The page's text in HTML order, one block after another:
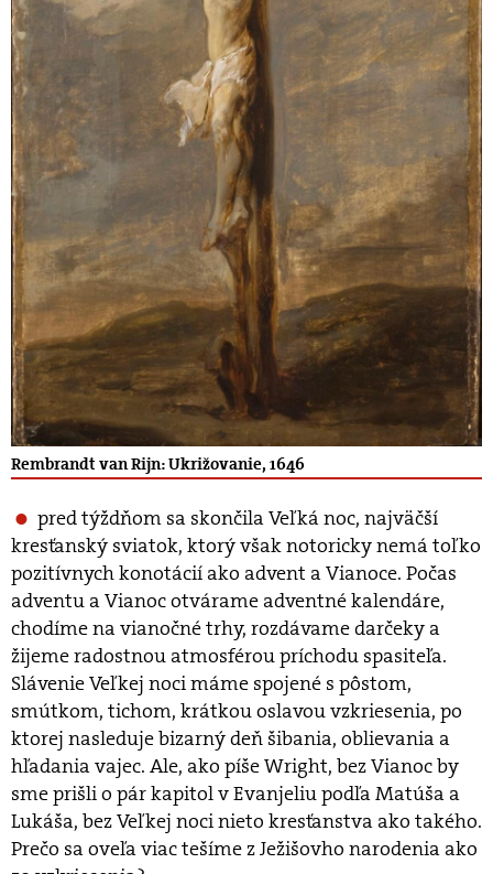
Rembrandt van Rijn: Ukrižovanie, 1646
pred týždňom sa skončila Veľká noc, najväčší
kresťanský sviatok, ktorý však notoricky nemá toľko
pozitívnych konotácií ako advent a Vianoce. Počas
adventu a Vianoc otvárame adventné kalendáre,
chodíme na vianočné trhy, rozdávame darčeky a
žijeme radostnou atmosférou príchodu spasiteľa.
Slávenie Veľkej noci máme spojené s pôstom,
smútkom, tichom, krátkou oslavou vzkriesenia, po
ktorej nasleduje bizarný deň šibania, oblievania a
hľadania vajec. Ale, ako píše Wright, bez Vianoc by
sme prišli o pár kapitol v Evanjeliu podľa Matúša a
Lukáša, bez Veľkej noci nieto kresťanstva ako takého.
Prečo sa oveľa viac tešíme z Ježišovho narodenia ako